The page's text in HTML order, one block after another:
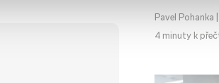
Pavel Pohanka
4 minuty k